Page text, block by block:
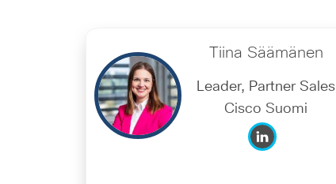
Tiina Säämänen
Leader, Partner Sales
Cisco Suomi